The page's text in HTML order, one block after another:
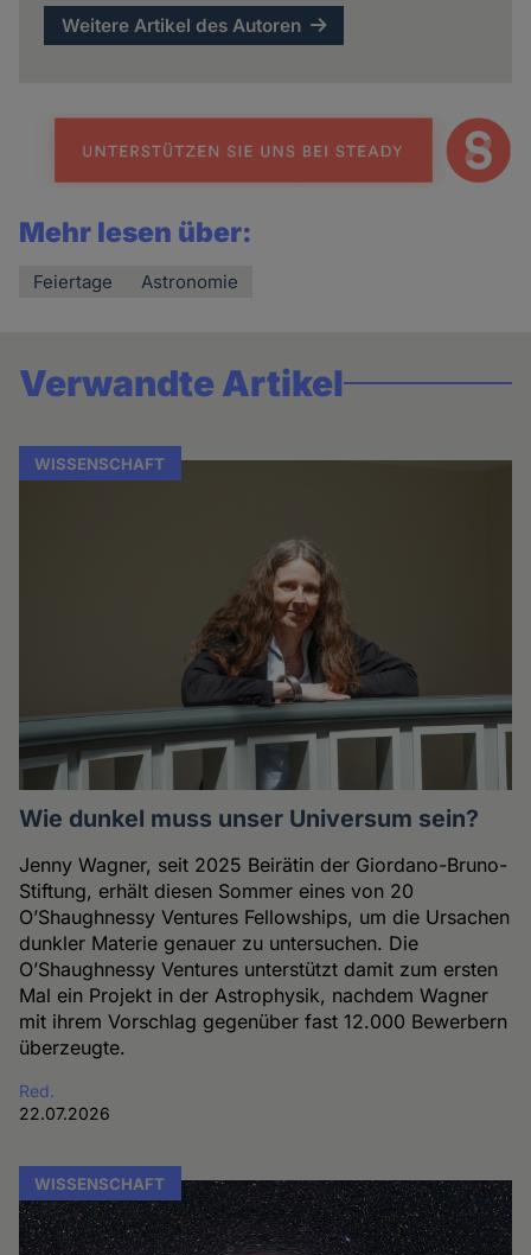
Weitere Artikel des Autoren
Mehr lesen über:
Feiertage Astronomie
Verwandte Artikel
WISSENSCHAFT
Wie dunkel muss unser Universum sein?
Jenny Wagner, seit 2025 Beirätin der Giordano-Bruno-
Stiftung, erhält diesen Sommer eines von 20
O’Shaughnessy Ventures Fellowships, um die Ursachen
dunkler Materie genauer zu untersuchen. Die
O’Shaughnessy Ventures unterstützt damit zum ersten
Mal ein Projekt in der Astrophysik, nachdem Wagner
mit ihrem Vorschlag gegenüber fast 12.000 Bewerbern
überzeugte.
Red.
22.07.2026
WISSENSCHAFT